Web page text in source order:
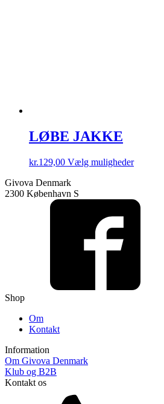
LØBE JAKKE
kr.129,00 Vælg mulighederDette
varianter.
Givova Denmark
2300 København S
Shop
Om
Kontakt
Information
Om Givova Denmark
Klub og B2B
Kontakt os